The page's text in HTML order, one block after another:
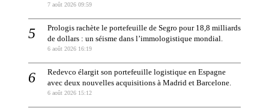
7 août 2026 09:59
Prologis rachète le portefeuille de Segro pour 18,8 milliards
de dollars : un séisme dans l’immologistique mondial.
6 août 2026 16:19
Redevco élargit son portefeuille logistique en Espagne
avec deux nouvelles acquisitions à Madrid et Barcelone.
6 août 2026 15:12